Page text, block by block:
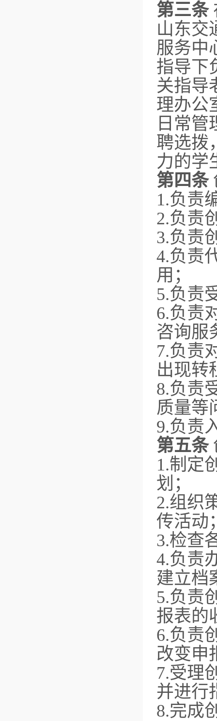
第三条
山东交
服务中
指导下
关指导
理办公
日常
聘选拨
力的学
第四条
1.负责
2.负责
3.负责
4.负责
用；
5.负责
6.负责
咨询服
7.负责
出现转
8.负责
质量等
9.负责
第五条
1.制定
划；
2.组织
传活动
3.检查
4.负责
建立档
5.负责
报表的
6.负责
改变申
7.受理
并进行
8.完成